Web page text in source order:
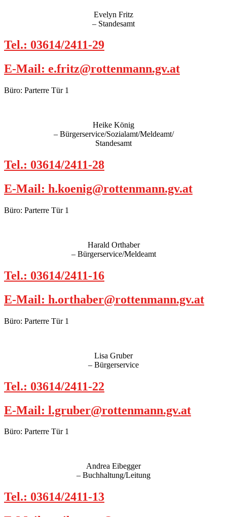
Evelyn Fritz
– Standesamt
Tel.: 03614/2411-29
E-Mail: e.fritz@rottenmann.gv.at
Büro: Parterre Tür 1
Heike König
– Bürgerservice/Sozialamt/Meldeamt/
Standesamt
Tel.: 03614/2411-28
E-Mail: h.koenig@rottenmann.gv.at
Büro: Parterre Tür 1
Harald Orthaber
– Bürgerservice/Meldeamt
Tel.: 03614/2411-16
E-Mail: h.orthaber@rottenmann.gv.at
Büro: Parterre Tür 1
Lisa Gruber
– Bürgerservice
Tel.: 03614/2411-22
E-Mail: l.gruber@rottenmann.gv.at
Büro: Parterre Tür 1
Andrea Eibegger
– Buchhaltung/Leitung
Tel.: 03614/2411-13